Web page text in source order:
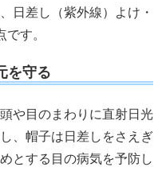
日差し（紫外線）よけ・
す。
を守る
や目のまわりに直射日光
、帽子は日差しをさえぎ
とする目の病気を予防し